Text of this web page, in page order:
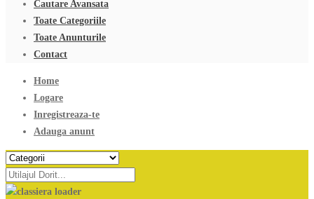
Cautare Avansata
Toate Categoriile
Toate Anunturile
Contact
Home
Logare
Inregistreaza-te
Adauga anunt